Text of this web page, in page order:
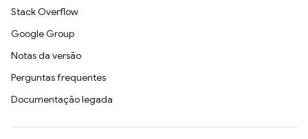
Stack Overflow
Google Group
Notas da versão
Perguntas frequentes
Documentação legada